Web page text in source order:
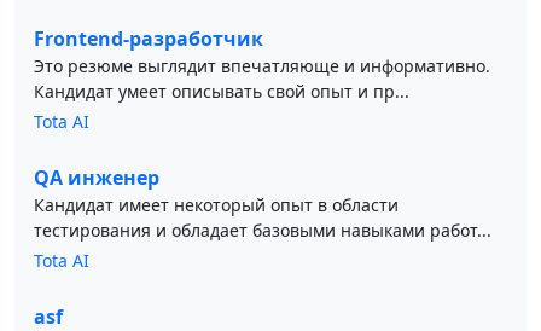
Frontend-разработчик
Это резюме выглядит впечатляюще и информативно.
Кандидат умеет описывать свой опыт и пр...
Tota AI
QA инженер
Кандидат имеет некоторый опыт в области
тестирования и обладает базовыми навыками работ...
Tota AI
asf